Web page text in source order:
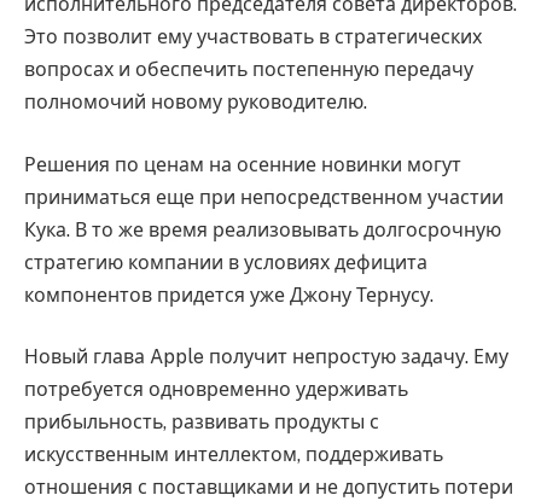
исполнительного председателя совета директоров.
Это позволит ему участвовать в стратегических
вопросах и обеспечить постепенную передачу
полномочий новому руководителю.
Решения по ценам на осенние новинки могут
приниматься еще при непосредственном участии
Кука. В то же время реализовывать долгосрочную
стратегию компании в условиях дефицита
компонентов придется уже Джону Тернусу.
Новый глава Apple получит непростую задачу. Ему
потребуется одновременно удерживать
прибыльность, развивать продукты с
искусственным интеллектом, поддерживать
отношения с поставщиками и не допустить потери